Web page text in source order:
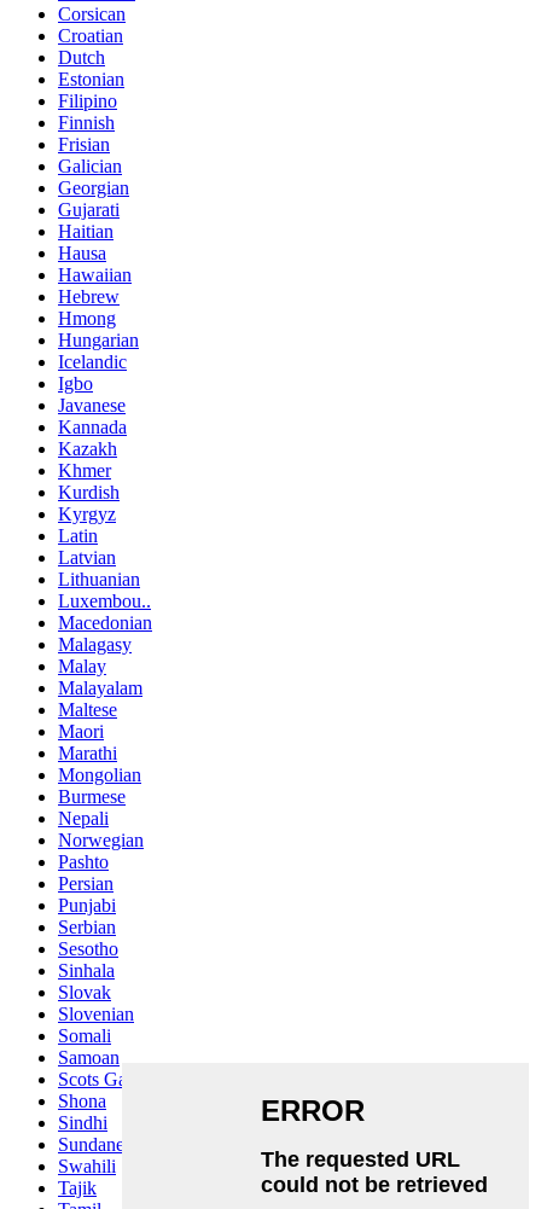
Corsican
Croatian
Dutch
Estonian
Filipino
Finnish
Frisian
Galician
Georgian
Gujarati
Haitian
Hausa
Hawaiian
Hebrew
Hmong
Hungarian
Icelandic
Igbo
Javanese
Kannada
Kazakh
Khmer
Kurdish
Kyrgyz
Latin
Latvian
Lithuanian
Luxembou..
Macedonian
Malagasy
Malay
Malayalam
Maltese
Maori
Marathi
Mongolian
Burmese
Nepali
Norwegian
Pashto
Persian
Punjabi
Serbian
Sesotho
Sinhala
Slovak
Slovenian
Somali
Samoan
Scots Gaelic
Shona
Sindhi
Sundanese
Swahili
Tajik